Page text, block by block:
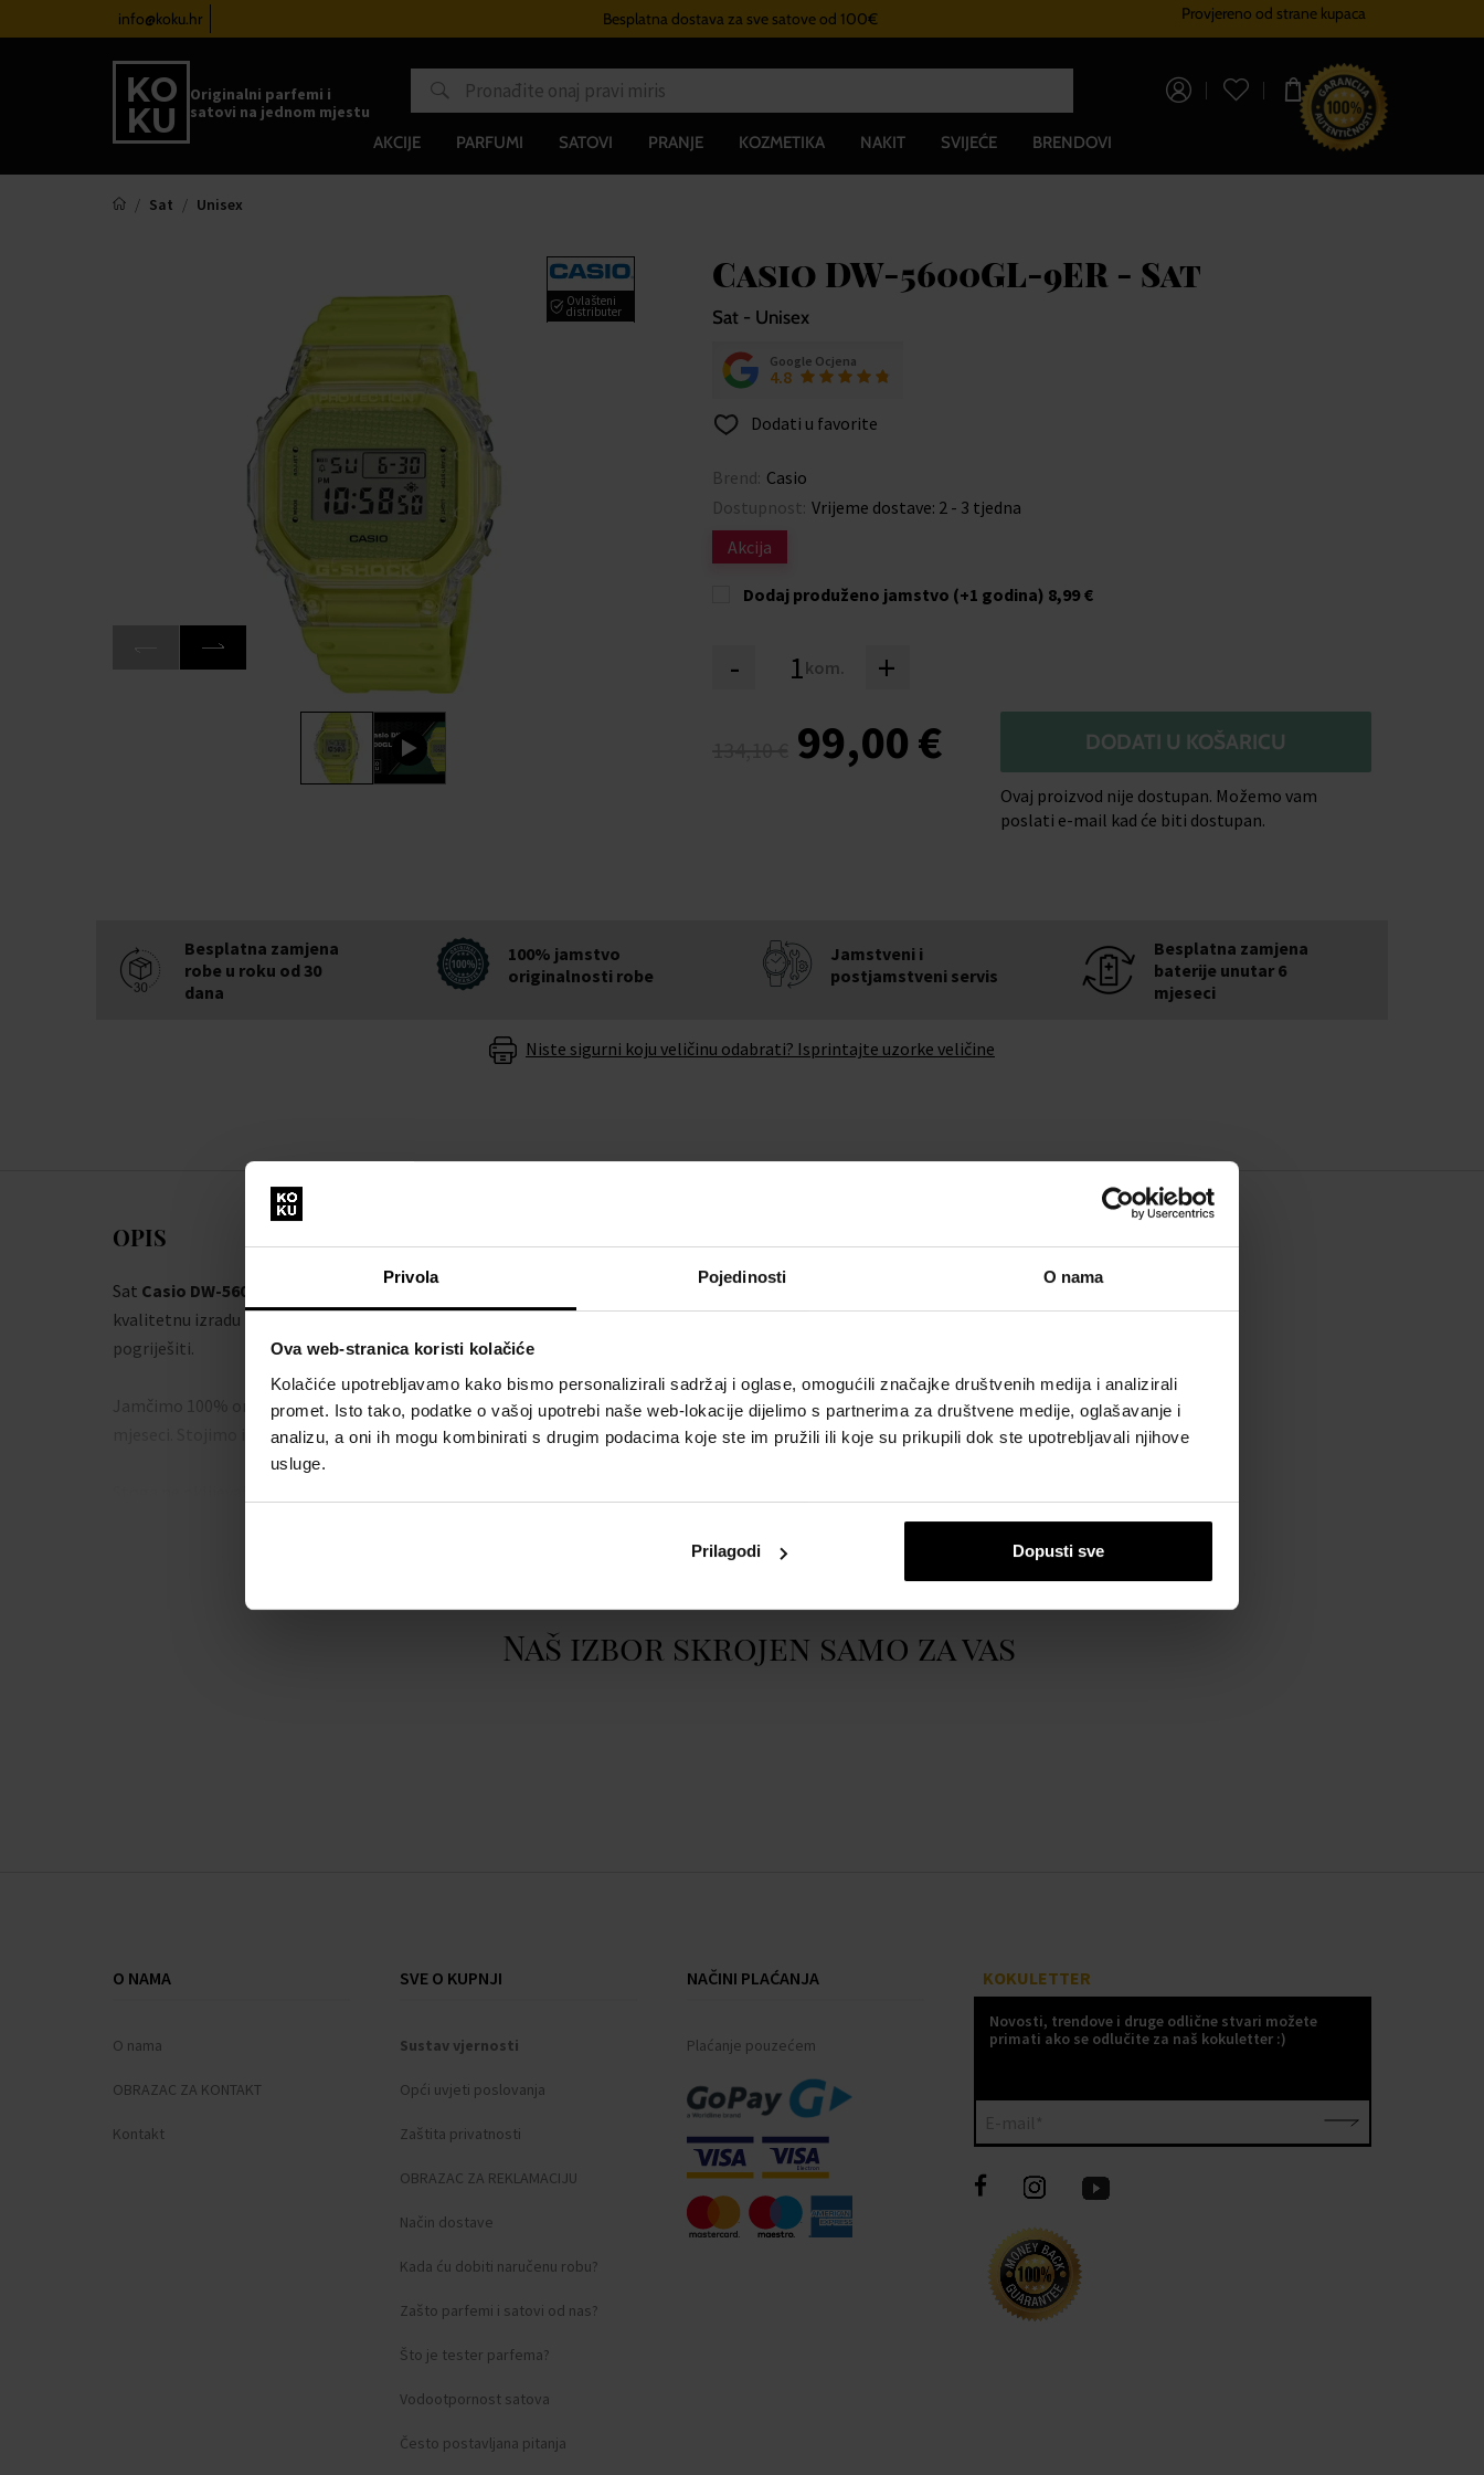
Privola Pojedinosti O nama
Ova web-stranica koristi kolačiće
Kolačiće upotrebljavamo kako bismo personalizirali sadržaj i oglase, omogućili značajke društvenih medija i analizirali
promet. Isto tako, podatke o vašoj upotrebi naše web-lokacije dijelimo s partnerima za društvene medije, oglašavanje i
analizu, a oni ih mogu kombinirati s drugim podacima koje ste im pružili ili koje su prikupili dok ste upotrebljavali njihove
usluge.
Prilagodi Dopusti sve
info@koku.hr Besplatna dostava za sve satove od 100€ Sustav vjernostiProvjereno od strane kupaca
Originalni parfemi i
satovi na jednom mjestu
0,00 €
AKCIJE PARFUMI SATOVI PRANJE KOZMETIKA NAKIT SVIJEĆE BRENDOVI
Sat Unisex
Ovlašteni
distributer
Casio DW-5600GL-9ER - Sat
Sat - Unisex
Google Ocjena
4.8
Dodati u favorite
Brend: Casio
Dostupnost: Vrijeme dostave: 2 - 3 tjedna
Akcija
Dodaj produženo jamstvo (+1 godina) 8,99 €
- kom. +
99,00 € DODATI U KOŠARICU
Ovaj proizvod nije dostupan. Možemo vam
poslati e-mail kad će biti dostupan.
Besplatna zamjena
robe u roku od 30
dana
100% jamstvo
originalnosti robe
Jamstveni i
postjamstveni servis
Besplatna zamjena
baterije unutar 6
mjeseci
Niste sigurni koju veličinu odabrati? Isprintajte uzorke veličine
OPIS
Sat Casio DW-5600GL-9ER - Sat
kvalitetnu izradu iz radionice brenda
pogriješiti.
Jamčimo 100% originalnost robe i besplatnu zamjenu baterije u roku od 6
mjeseci. Stojimo iza proizvoda u našoj ponudi.
Odbrojavanje s ponavljanjem
Alarm
Naš izbor skrojen samo za vas
O NAMA
O nama
OBRAZAC ZA KONTAKT
Kontakt
SVE O KUPNJI
Sustav vjernosti
Opći uvjeti poslovanja
Zaštita privatnosti
OBRAZAC ZA REKLAMACIJU
Način dostave
Kada ću dobiti naručenu robu?
Zašto parfemi i satovi od nas?
Što je tester parfema?
Vodootpornost satova
Često postavljana pitanja
NAČINI PLAĆANJA
Plaćanje pouzećem
KOKULETTER
Novosti, trendove i druge odlične stvari možete
primati ako se odlučite za naš kokuletter :)